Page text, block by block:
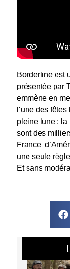
Borderline est
présentée par
emmène en
l’une des
pleine lune : la
sont des
France,
une seule
Et sans